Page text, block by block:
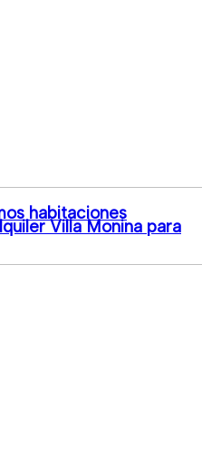
habitaciones
Villa Monina para